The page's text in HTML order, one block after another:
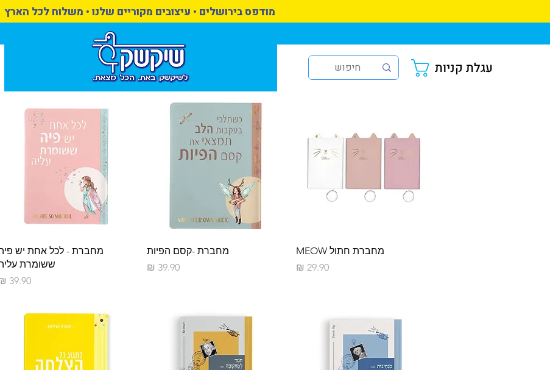
מודפס בירושלים • עיצובים מקוריים שלנו • משלוח לכל הארץ
עגלת קניות
תצוגה מהירה
מחברת חתול MEOW
מחיר‏29.90 ‏₪
תצוגה מהירה
מחברת -קסם הפיות
מחיר
תצוגה מהירה
מחברת - לכל אחת יש
ששומרת
מחיר‏39.90 ‏₪